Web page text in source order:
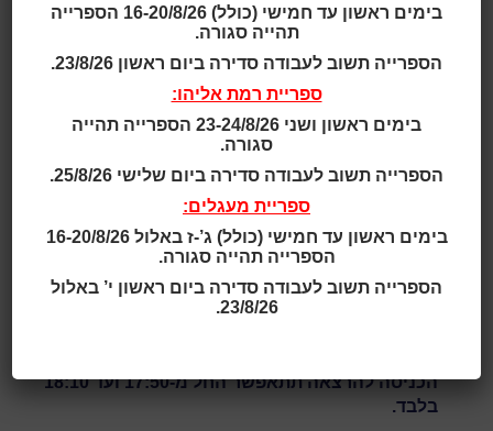
19:00-18:00 | 16.06.2026
הפורטל הממשלתי (gov.il)
הוא אתר מרכזי המרכז מידע
ושירותים מכלל משרדי הממשלה בממשק אחד, חדשני
ונגיש. לעומת זאת, "אתרי הממשל" מתייחסים לאתרי
בנפרד.
במפגש נכיר את הפורטל וגם את אתרי הממשל אליהם ניתן
להזדהות אחידה באתרי הממשל השונים.
מרצה: חן בלום רכזת מידע ראשון
מחיר:ללא תשלום
הכניסה להרצאה תתאפשר החל מ-17:50 ועד 18:10
בלבד.
בימים ראשון עד חמישי (כולל) 16-20/8/26 הספרייה
תהייה סגורה.
הספרייה תשוב לעבודה סדירה ביום ראשון 23/8/26.
ספריית רמת אליהו:
בימים ראשון ושני 23-24/8/26 הספרייה תהייה
סגורה.
הספרייה תשוב לעבודה סדירה ביום שלישי 25/8/26.
ספריית מעגלים:
בימים ראשון עד חמישי (כולל) ג’-ז באלול 16-20/8/26
הספרייה תהייה סגורה.
הספרייה תשוב לעבודה סדירה ביום ראשון י’ באלול
23/8/26.